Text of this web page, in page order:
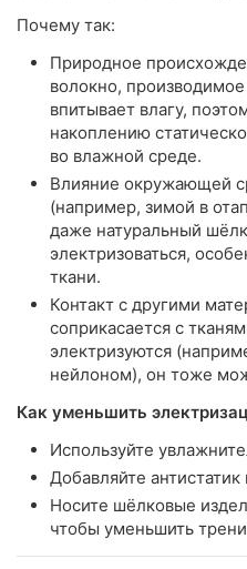
Почему так:
Природное
волокно,
впитывает влагу,
накоплению
во влажной среде.
Влияние окружающей
(например, зимой в
даже натуральный
электризоваться,
ткани.
Контакт с другими
соприкасается с
электризуются
нейлоном), он тоже
Как уменьшить
Используйте
Добавляйте
Носите шёлковые
чтобы уменьшить